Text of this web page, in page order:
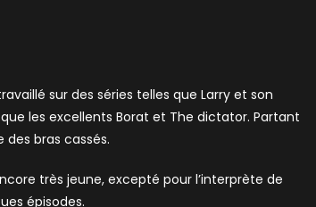
sur des séries telles que Larry et son
les excellents Borat et The dictator. Partant
bras cassés.
très jeune, excepté pour l’interprète de
épisodes.